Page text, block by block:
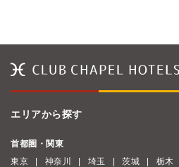
エリアから探す
首都圏・関東
東京
神奈川 埼玉 茨城 栃木